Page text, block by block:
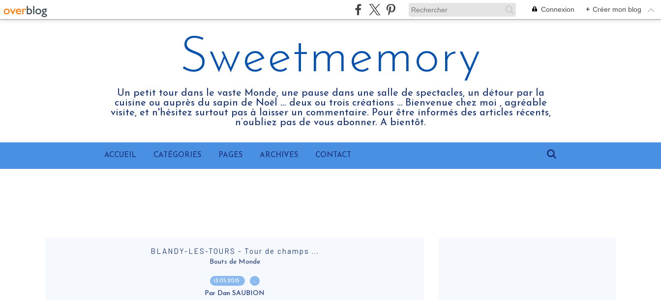
Connexion + Créer mon blog
Sweetmemory
Un petit tour dans le vaste Monde, une pause dans une salle de spectacles, un détour par la
cuisine ou auprès du sapin de Noël ... deux ou trois créations … Bienvenue chez moi , agréable
visite, et n'hésitez surtout pas à laisser un commentaire. Pour être informés des articles récents,
n’oubliez pas de vous abonner. A bientôt.
ACCUEIL CATÉGORIES PAGES ARCHIVES CONTACT
BLANDY-LES-TOURS - Tour de champs ...
Bouts de Monde
13.05.2015 …
Par Dan SAUBION